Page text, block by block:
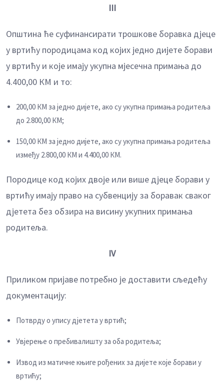
III
Општина ће суфинансирати трошкове боравка дјеце
у вртићу породицама код којих једно дијете борави
у вртићу и којe имају укупна мјесечна примања до
4.400,00 КМ и то:
200,00 КМ за једно дијете, ако су укупна примања родитеља
до 2.800,00 КМ;
150,00 КМ за једно дијете, ако су укупна примања родитеља
између 2.800,00 КМ и 4.400,00 КМ.
Породице код којих двоје или више дјеце борави у
вртићу имају правo на субвенцију за боравак сваког
дјетета без обзира на висину укупних примања
родитеља.
IV
Приликом пријаве потребно је доставити сљедећу
документацију:
Потврду о упису дјетета у вртић;
Увјерење о пребивалишту за оба родитеља;
Извод из матичне књиге рођених за дијете које борави у
вртићу;